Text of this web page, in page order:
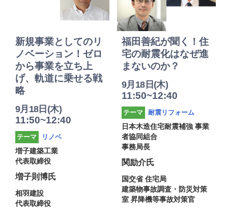
新規事業としてのリ
ノベーション！ゼロ
から事業を立ち上
げ、軌道に乗せる戦
略
9月18日(木)
11:50~12:40
テーマ
リノベ
増子建築工業
代表取締役
増子則博氏
相羽建設
代表取締役
福田善紀が聞く！住
宅の耐震化はなぜ進
まないのか？
9月18日(木)
11:50~12:40
テーマ
耐震リフォーム
日本木造住宅耐震補強 事業
者協同組合
事務局長
関励介氏
国交省 住宅局
建築物事故調査・防災対策
室 昇降機等事故対策官